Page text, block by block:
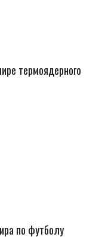
термоядерного
по футболу